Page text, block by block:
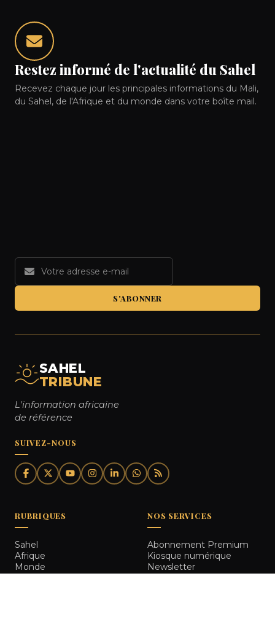
Restez informé de l'actualité du Sahel
Recevez chaque jour les principales informations du Mali,
du Sahel, de l'Afrique et du monde dans votre boîte mail.
S'ABONNER
SAHEL
TRIBUNE
L'information africaine
de référence
SUIVEZ-NOUS
RUBRIQUES
Sahel
Afrique
Monde
NOS SERVICES
Abonnement Premium
Kiosque numérique
Newsletter